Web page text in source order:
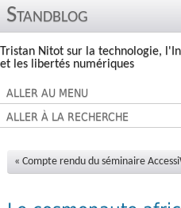
Standblog
Tristan Nitot sur la technologie,
et les libertés numériques
ALLER AU MENU
ALLER À LA RECHERCHE
« Compte rendu du séminaire